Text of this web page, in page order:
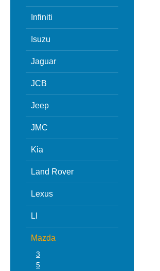
Infiniti
Isuzu
Jaguar
JCB
Jeep
JMC
Kia
Land Rover
Lexus
LI
Mazda
3
5